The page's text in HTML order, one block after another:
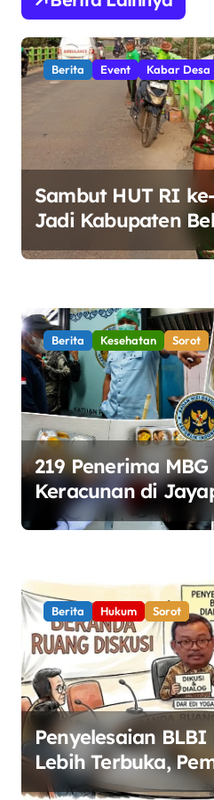
a
s
i
p
s
Berita Event Kabar Desa
Sambut HUT RI
Jadi Kabupaten
Pemdes Muara
Berita Kesehatan Sorot
219 Penerima
Keracunan di
Perketat
Berita Hukum Sorot
Penyelesaian
Lebih Terbuka,
Buka Ruang Dialog